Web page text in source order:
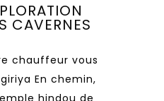
CAVERNES
chauffeur vous
En chemin,
hindou de